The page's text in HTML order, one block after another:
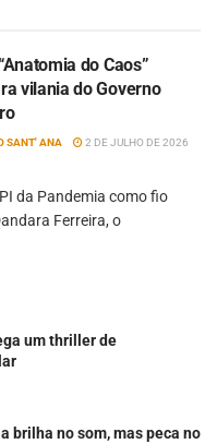
do Caos”
vilania do Governo
SANT' ANA
2 DE JULHO DE 2026
da Pandemia como fio
Ferreira, o
um thriller de
brilha no som, mas peca no